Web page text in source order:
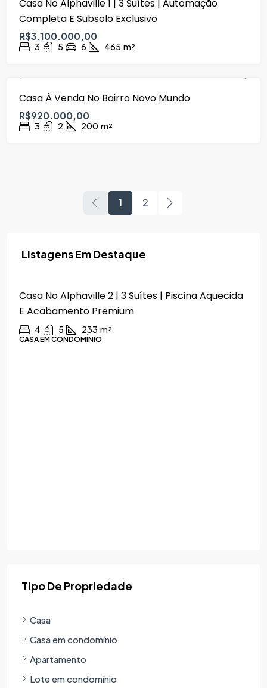
Casa No Alphaville 1 | 3 Suítes | Automação
Completa E Subsolo Exclusivo
R$3.100.000,00
3 5 6 465 m²
Casa À Venda No Bairro Novo Mundo
R$920.000,00
3 2 200 m²
1 2
Listagens Em Destaque
R$2.690.000,00
Casa No Alphaville 2 | 3 Suítes | Piscina Aquecida
E Acabamento Premium
4 5 233 m²
CASA EM CONDOMÍNIO
Tipo De Propriedade
Casa
Casa em condomínio
Apartamento
Lote em condomínio